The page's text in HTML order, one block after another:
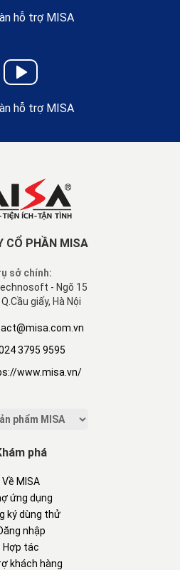
hỗ trợ MISA
hỗ trợ MISA
CỔ PHẦN MISA
sở chính:
- Ngõ 15
giấy, Hà Nội
3795 9595
www.misa.vn/
phá
Về MISA
ứng dụng
ký dùng thử
nhập
Hợp tác
khách hàng